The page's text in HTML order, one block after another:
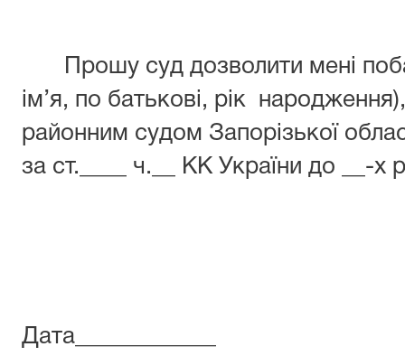
Прошу суд дозволити мені
ім’я, по батькові, рік
районним судом Запорізької
за ст.____ ч.__ КК України до __-х
Дата____________